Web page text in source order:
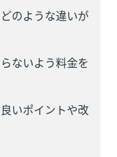
のような違いが
ないよう料金を
いポイントや改